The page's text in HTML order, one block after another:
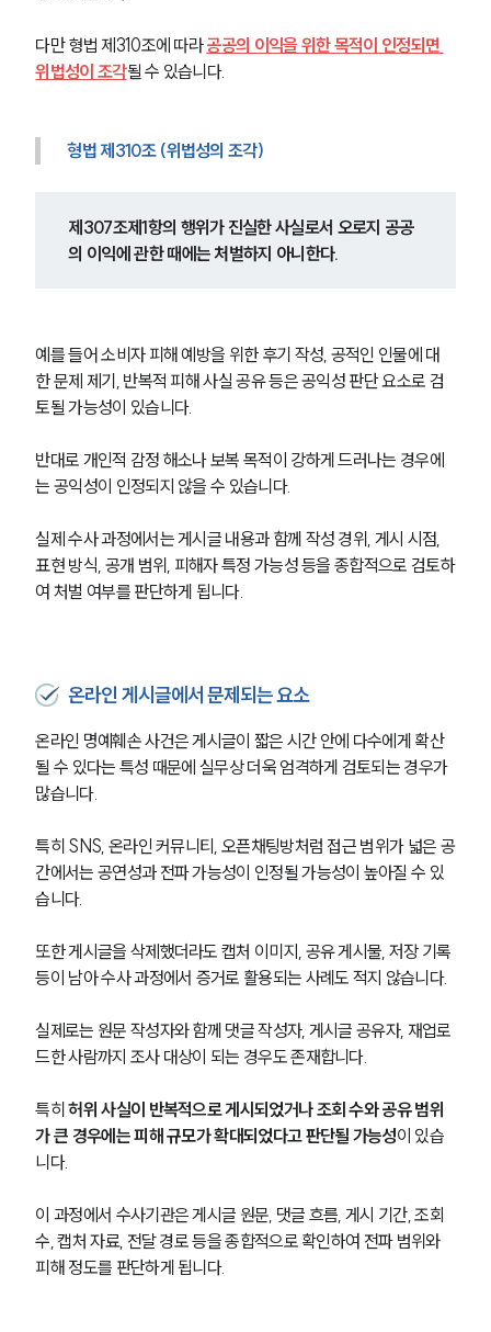
다만 형법 제310조에 따라 공공의 이익을 위한 목적이 인정되면
위법성이 조각될 수 있습니다.
형법 제310조 (위법성의 조각)
제307조제1항의 행위가 진실한 사실로서 오로지 공공
의 이익에 관한 때에는 처벌하지 아니한다.
예를 들어 소비자 피해 예방을 위한 후기 작성, 공적인 인물에 대
한 문제 제기, 반복적 피해 사실 공유 등은 공익성 판단 요소로 검
토될 가능성이 있습니다.
반대로 개인적 감정 해소나 보복 목적이 강하게 드러나는 경우에
는 공익성이 인정되지 않을 수 있습니다.
실제 수사 과정에서는 게시글 내용과 함께 작성 경위, 게시 시점,
표현 방식, 공개 범위, 피해자 특정 가능성 등을 종합적으로 검토하
여 처벌 여부를 판단하게 됩니다.
온라인 게시글에서 문제되는 요소
온라인 명예훼손 사건은 게시글이 짧은 시간 안에 다수에게 확산
될 수 있다는 특성 때문에 실무상 더욱 엄격하게 검토되는 경우가
많습니다.
특히 SNS, 온라인 커뮤니티, 오픈채팅방처럼 접근 범위가 넓은 공
간에서는 공연성과 전파 가능성이 인정될 가능성이 높아질 수 있
습니다.
또한 게시글을 삭제했더라도 캡처 이미지, 공유 게시물, 저장 기록
등이 남아 수사 과정에서 증거로 활용되는 사례도 적지 않습니다.
실제로는 원문 작성자와 함께 댓글 작성자, 게시글 공유자, 재업로
드한 사람까지 조사 대상이 되는 경우도 존재합니다.
특히 허위 사실이 반복적으로 게시되었거나 조회 수와 공유 범위
가 큰 경우에는 피해 규모가 확대되었다고 판단될 가능성이 있습
니다.
이 과정에서 수사기관은 게시글 원문, 댓글 흐름, 게시 기간, 조회
수, 캡처 자료, 전달 경로 등을 종합적으로 확인하여 전파 범위와
피해 정도를 판단하게 됩니다.